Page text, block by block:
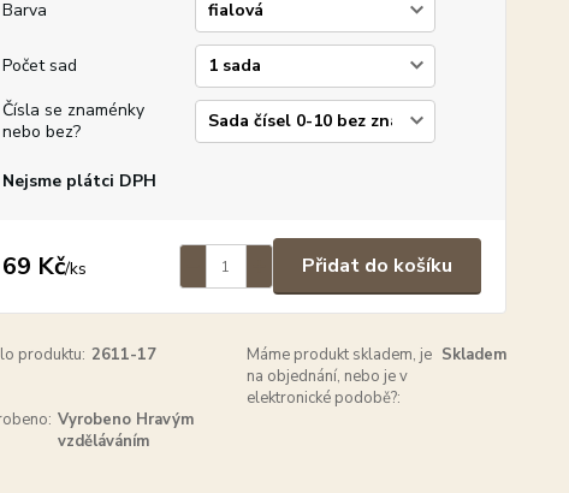
Barva
Počet sad
Čísla se znaménky
nebo bez?
Nejsme plátci DPH
69 Kč/ks Přidat do košíku
produktu: 2611-17
Máme produkt skladem, je
na objednání, nebo je v
elektronické podobě?:
Skladem
Vyrobeno Hravým
vzděláváním